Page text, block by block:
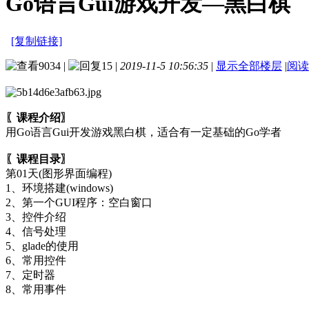
[复制链接]
9034 | 15 | 2019-11-5 10:56:35 | 显示全部楼层 |阅
〖课程介绍〗
用Go语言Gui开发游戏黑白棋，适合有一定基础的Go学者
〖课程目录〗
第01天(图形界面编程)
1、环境搭建(windows)
2、第一个GUI程序：空白窗口
3、控件介绍
4、信号处理
5、glade的使用
6、常用控件
7、定时器
8、常用事件